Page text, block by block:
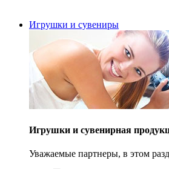
Игрушки и сувениры
Игрушки и сувенирная
Уважаемые партнеры, в этом